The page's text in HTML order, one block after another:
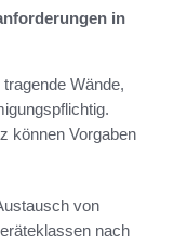
in
Wände,
können Vorgaben
von
nach